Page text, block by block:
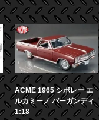
ACME 1965 シボレー エ
ルカミーノ バーガンディ
1:18